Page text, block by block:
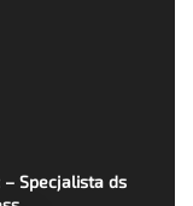
Specjalista ds